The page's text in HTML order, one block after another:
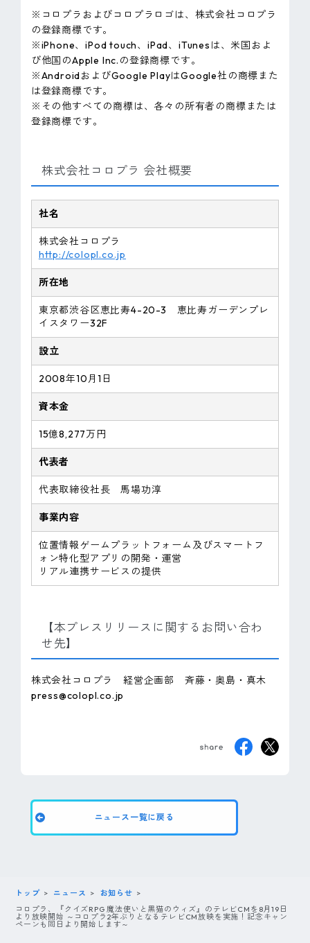
※コロプラおよびコロプラロゴは、株式会社コロプラ
の登録商標です。
※iPhone、iPod touch、iPad、iTunesは、米国およ
び他国のApple Inc.の登録商標です。
※AndroidおよびGoogle PlayはGoogle社の商標また
は登録商標です。
※その他すべての商標は、各々の所有者の商標または
登録商標です。
株式会社コロプラ 会社概要
社名
株式会社コロプラ
http://colopl.co.jp
所在地
東京都渋谷区恵比寿4-20-3 恵比寿ガーデンプレ
イスタワー32F
設立
2008年10月1日
資本金
15億8,277万円
代表者
代表取締役社長 馬場功淳
事業内容
位置情報ゲームプラットフォーム及びスマートフ
ォン特化型アプリの開発・運営
リアル連携サービスの提供
【本プレスリリースに関するお問い合わ
せ先】
株式会社コロプラ 経営企画部 斉藤・奥島・真木
press@colopl.co.jp
ニュース一覧に戻る
トップ ニュース
お知らせ
コロプラ、『クイズRPG 魔法使いと黒猫のウィズ』のテレビCMを8月19日
より放映開始 ～コロプラ2年ぶりとなるテレビCM放映を実施！記念キャン
ペーンも同日より開始します～